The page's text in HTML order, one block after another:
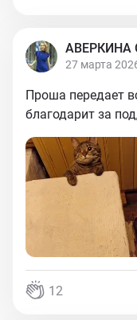
АВЕРКИНА
27 марта
Проша передает
благодарит за
12